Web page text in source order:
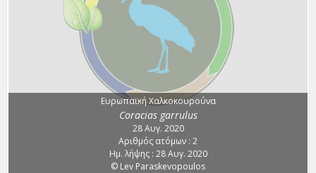
Ευρωπαϊκή Χαλκοκουρούνα
Coracias garrulus
28 Αυγ. 2020
Αριθμός ατόμων : 2
Ημ. λήψης : 28 Αυγ. 2020
© Lev Paraskevopoulos